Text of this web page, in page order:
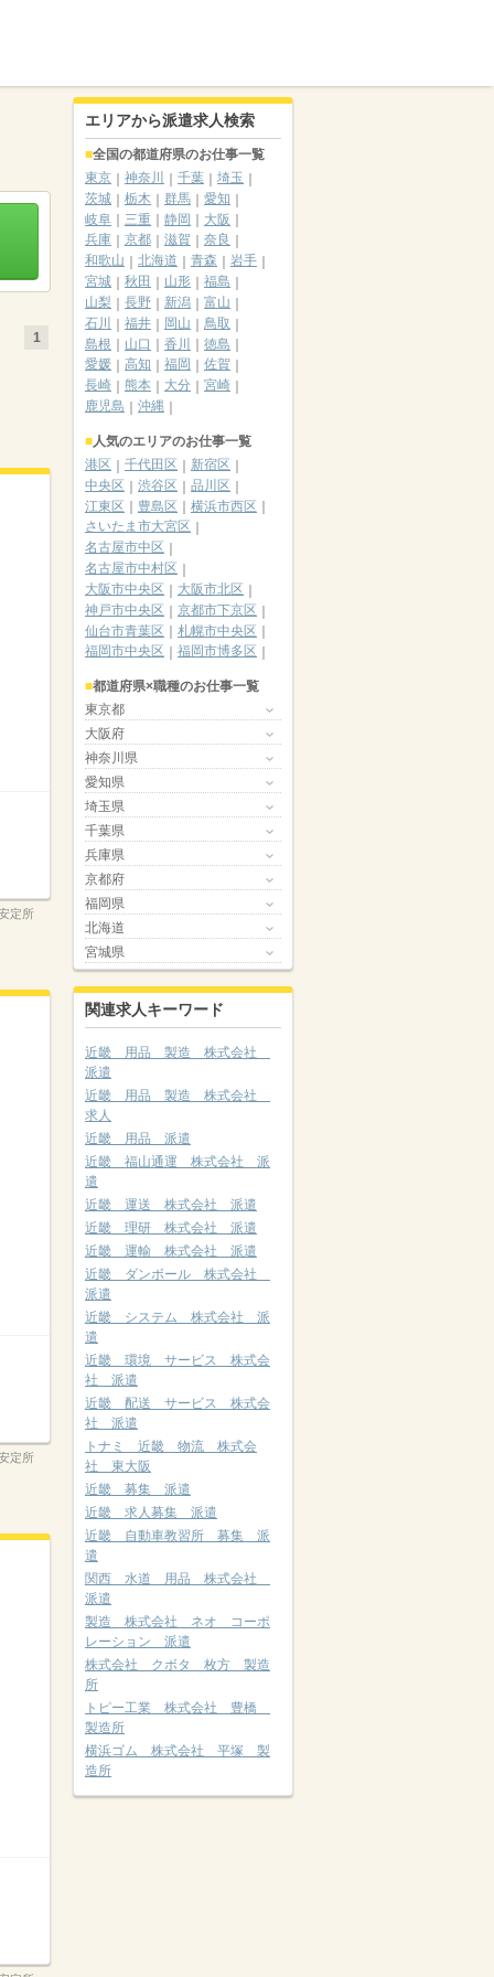
1
定所
定所
エリアから派遣求人検索
全国の都道府県のお仕事一覧
東京
神奈川 千葉
埼玉
茨城
栃木 群馬
愛知
岐阜
三重 静岡
大阪
兵庫
京都 滋賀
奈良
和歌山
北海道 青森
岩手
宮城
秋田 山形
福島
山梨
長野 新潟
富山
石川
福井 岡山
鳥取
島根
山口 香川
徳島
愛媛
高知 福岡
佐賀
長崎
熊本 大分
宮崎
鹿児島
沖縄
人気のエリアのお仕事一覧
港区
千代田区
新宿区
中央区
渋谷区
品川区
江東区
豊島区
横浜市西区
さいたま市大宮区
名古屋市中区
名古屋市中村区
大阪市中央区
大阪市北区
神戸市中央区
京都市下京区
仙台市青葉区
札幌市中央区
福岡市中央区
福岡市博多区
都道府県×職種のお仕事一覧
東京都
大阪府
神奈川県
愛知県
埼玉県
千葉県
兵庫県
京都府
福岡県
北海道
宮城県
関連求人キーワード
近畿 用品 製造 株式会社
派遣
近畿 用品 製造 株式会社
求人
近畿 用品 派遣
近畿 福山通運 株式会社 派
遣
近畿 運送 株式会社 派遣
近畿 理研 株式会社 派遣
近畿 運輸 株式会社 派遣
近畿 ダンボール 株式会社
派遣
近畿 システム 株式会社 派
遣
近畿 環境 サービス 株式会
社 派遣
近畿 配送 サービス 株式会
社 派遣
トナミ 近畿 物流 株式会
社 東大阪
近畿 募集 派遣
近畿 求人募集 派遣
近畿 自動車教習所 募集 派
遣
関西 水道 用品 株式会社
派遣
製造 株式会社 ネオ コーポ
レーション 派遣
株式会社 クボタ 枚方 製造
所
トピー工業 株式会社 豊橋
製造所
横浜ゴム 株式会社 平塚 製
造所